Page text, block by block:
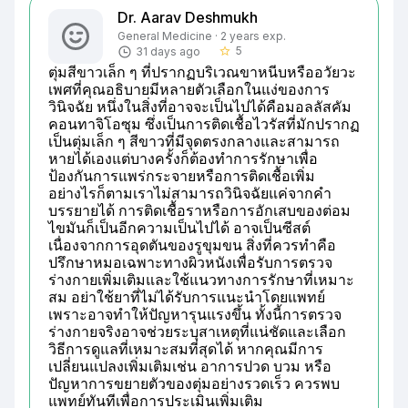
Dr. Aarav Deshmukh
General Medicine · 2 years exp.
31 days ago
star_border 5
ตุ่มสีขาวเล็ก ๆ ที่ปรากฏบริเวณขาหนีบหรืออวัยวะ
เพศที่คุณอธิบายมีหลายตัวเลือกในแง่ของการ
วินิจฉัย หนึ่งในสิ่งที่อาจจะเป็นไปได้คือมอลลัสคัม
คอนทาจิโอซุม ซึ่งเป็นการติดเชื้อไวรัสที่มักปรากฏ
เป็นตุ่มเล็ก ๆ สีขาวที่มีจุดตรงกลางและสามารถ
หายได้เองแต่บางครั้งก็ต้องทำการรักษาเพื่อ
ป้องกันการแพร่กระจายหรือการติดเชื้อเพิ่ม
อย่างไรก็ตามเราไม่สามารถวินิจฉัยแค่จากคำ
บรรยายได้ การติดเชื้อราหรือการอักเสบของต่อม
ไขมันก็เป็นอีกความเป็นไปได้ อาจเป็นซีสต์
เนื่องจากการอุดตันของรูขุมขน สิ่งที่ควรทำคือ
ปรึกษาหมอเฉพาะทางผิวหนังเพื่อรับการตรวจ
ร่างกายเพิ่มเติมและใช้แนวทางการรักษาที่เหมาะ
สม อย่าใช้ยาที่ไม่ได้รับการแนะนำโดยแพทย์
เพราะอาจทำให้ปัญหารุนแรงขึ้น ทั้งนี้การตรวจ
ร่างกายจริงอาจช่วยระบุสาเหตุที่แน่ชัดและเลือก
วิธีการดูแลที่เหมาะสมที่สุดได้ หากคุณมีการ
เปลี่ยนแปลงเพิ่มเติมเช่น อาการปวด บวม หรือ
ปัญหาการขยายตัวของตุ่มอย่างรวดเร็ว ควรพบ
แพทย์ทันทีเพื่อการประเมินเพิ่มเติม